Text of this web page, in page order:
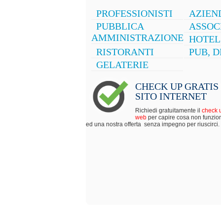
PROFESSIONISTI
PUBBLICA
AMMINISTRAZIONE HOTEL
RISTORANTI
PUB,
GELATERIE
CHECK UP
SITO INTERNET
Richiedi gratuitamente il check
web per capire cosa non
ed una nostra offerta senza impegno per riuscirci.